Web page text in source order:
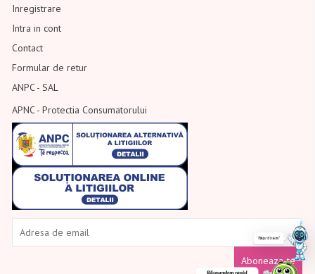
Inregistrare
Intra in cont
Contact
Formular de retur
ANPC - SAL
APNC - Protectia Consumatorului
Aboneaza-te